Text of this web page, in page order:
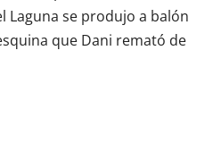
Laguna se produjo a balón
que Dani remató de